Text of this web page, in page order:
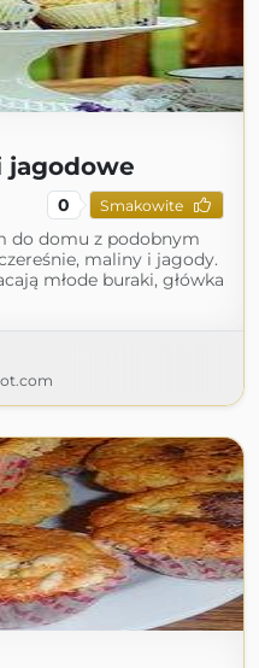
jagodowe
0 Smakowite
do domu z podobnym
maliny i jagody.
młode buraki, główka